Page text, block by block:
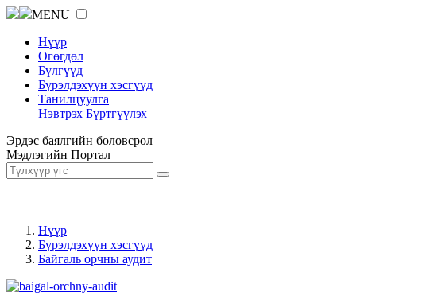
MENU
Нүүр
Өгөгдөл
Бүлгүүд
Бүрэлдэхүүн хэсгүүд
Танилцуулга
Нэвтрэх Бүртгүүлэх
Эрдэс баялгийн боловсрол
Мэдлэгийн Портал
Нүүр
Бүрэлдэхүүн хэсгүүд
Байгаль орчны аудит